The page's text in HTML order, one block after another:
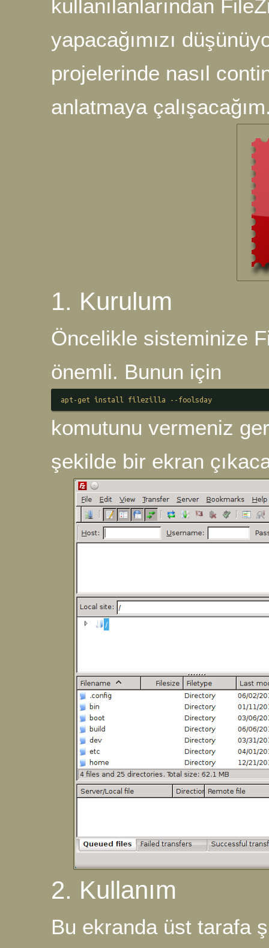
kullanılanlarından
yapacağımızı
projelerinde nasıl
anlatmaya
1. Kurulum
Öncelikle sisteminize
önemli. Bunun için
apt-get install filezilla --foolsday
komutunu vermeniz
şekilde bir ekran
2. Kullanım
Bu ekranda üst tarafa